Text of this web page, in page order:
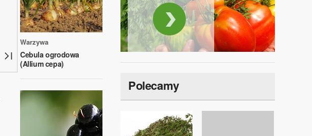
Warzywa
Cebula ogrodowa
(Allium cepa)
Polecamy